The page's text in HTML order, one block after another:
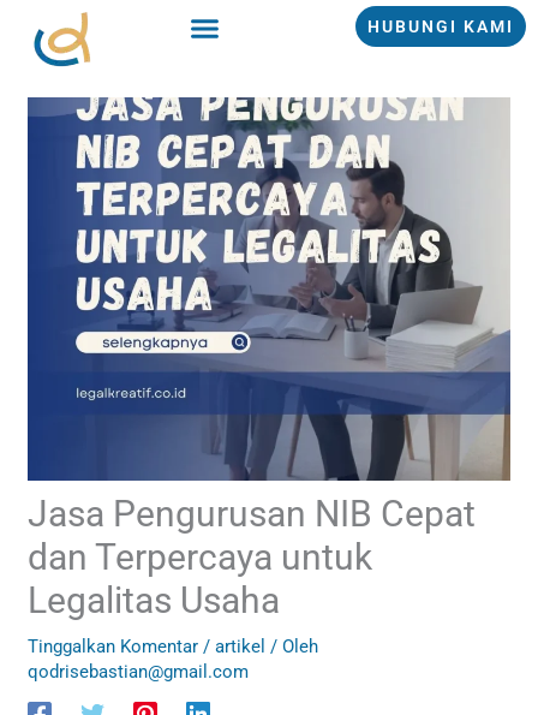
HUBUNGI KAMI
Jasa Pengurusan NIB Cepat
dan Terpercaya untuk
Legalitas Usaha
Tinggalkan Komentar /artikel / Oleh
qodrisebastian@gmail.com